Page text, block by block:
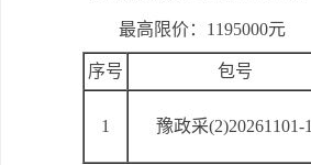
最高限价：1195000元
序号 包号
1 豫政采(2)20261101-1